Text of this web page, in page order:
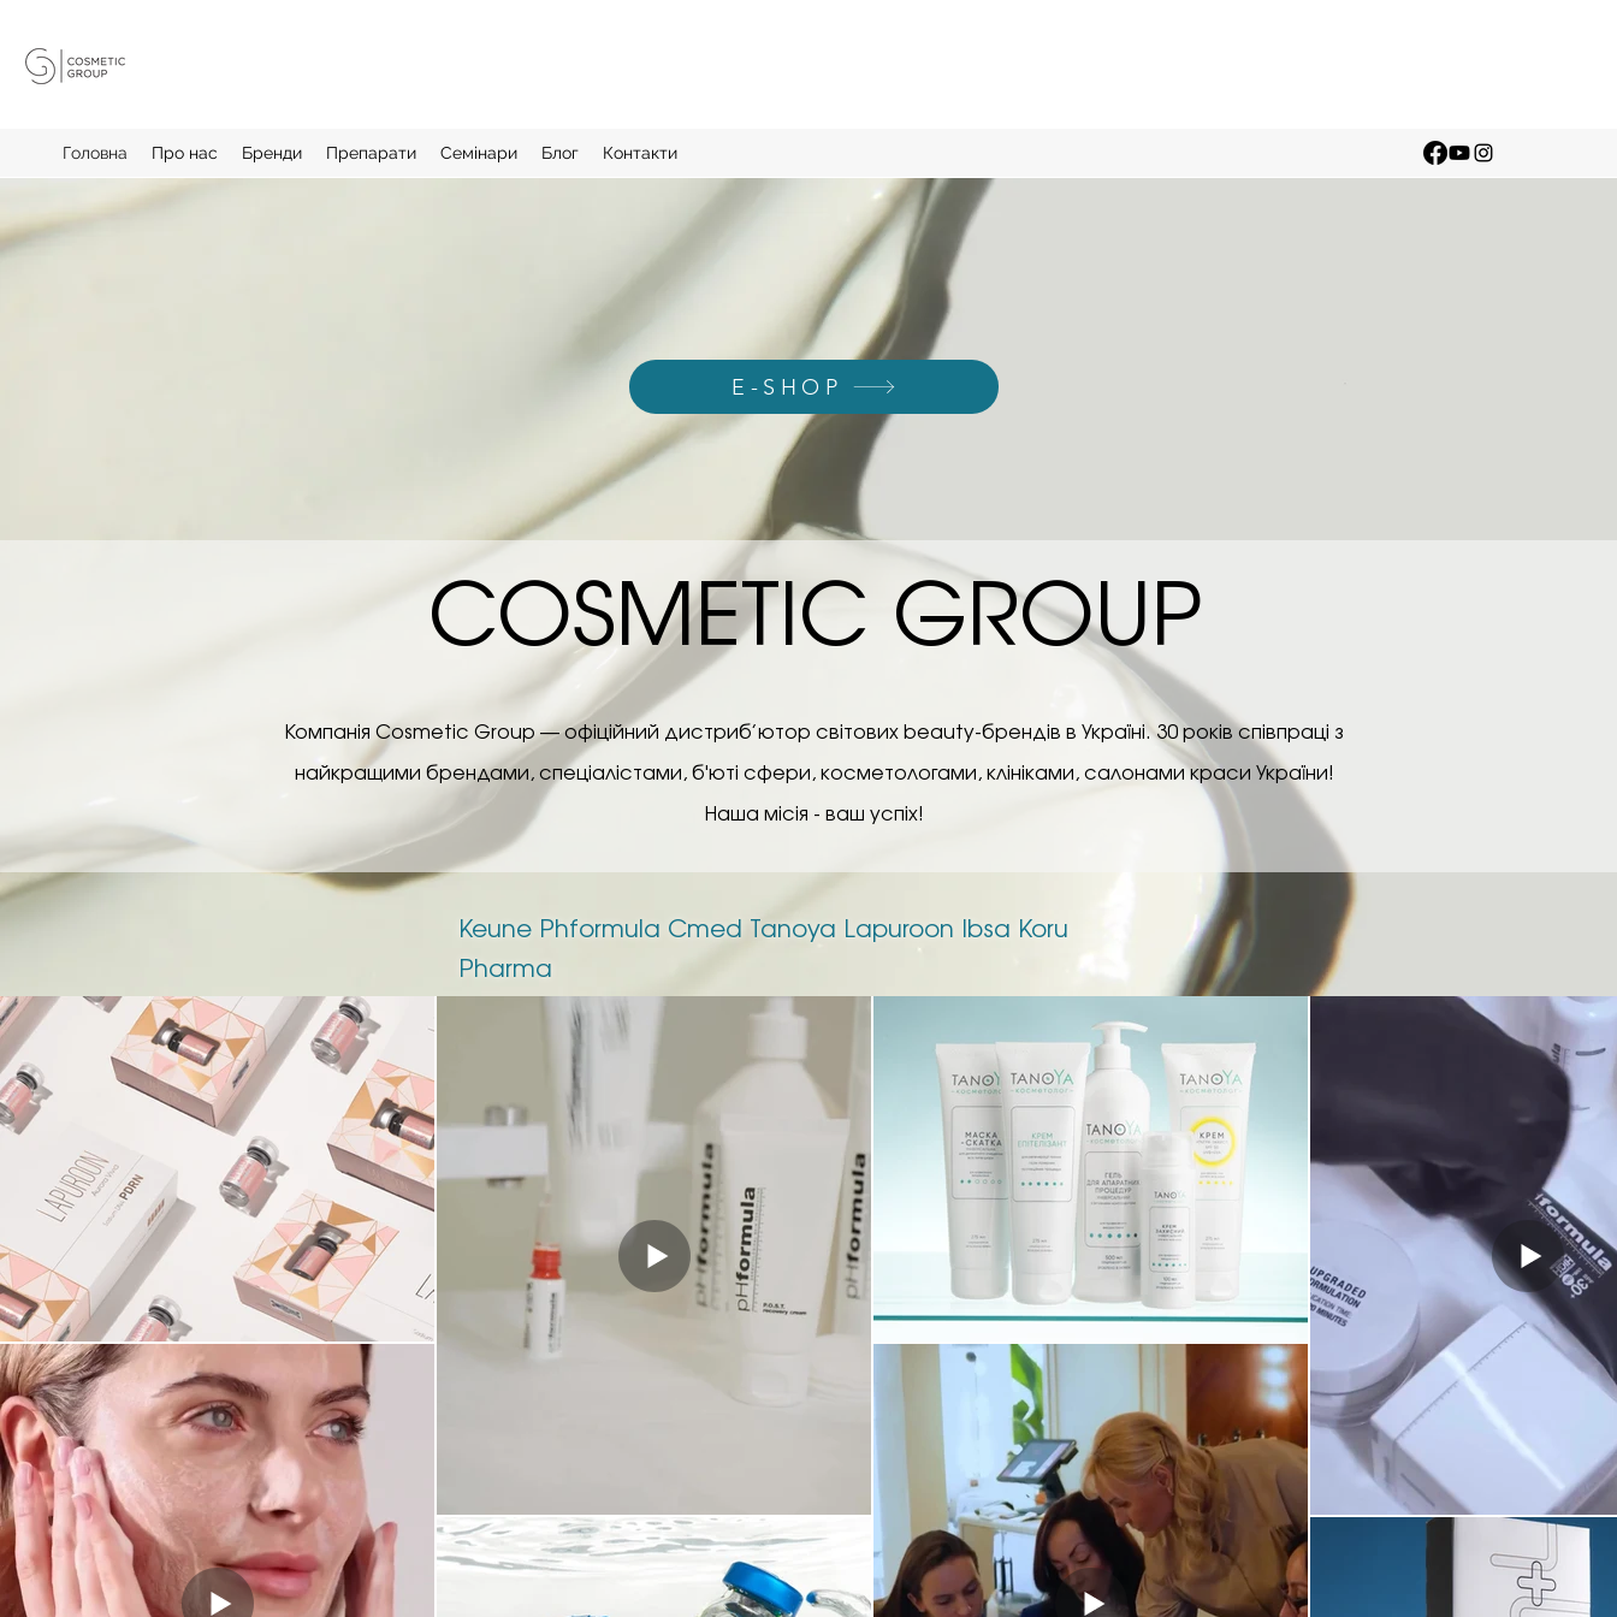
Головна Про нас Бренди Препарати Семінари Блог Контакти
E-SHOP
COSMETIC GROUP
Компанія Cosmetic Group — офіційний дистриб’ютор світових beauty-брендів в Україні. 30 років співпраці з
найкращими брендами, спеціалістами, б'юті сфери, косметологами, клініками, салонами краси України!
Наша місія - ваш успіх!
Keune Phformula Cmed Tanoya Lapuroon Ibsa Koru
Pharma